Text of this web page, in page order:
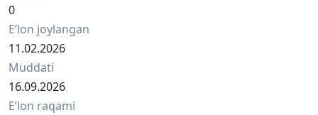
0
Eʼlon joylangan
11.02.2026
Muddati
16.09.2026
Eʼlon raqami